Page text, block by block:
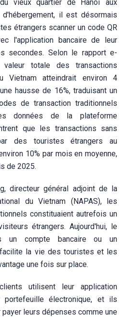
vieux quartier de Hanoï aux
il est désormais
étrangers scanner un code QR
l'application bancaire de leur
secondes. Selon le rapport e-
totale des transactions
Vietnam atteindrait environ 4
hausse de 16%, traduisant un
de transaction traditionnels
données de la plateforme
que les transactions sans
des touristes étrangers au
10% par mois en moyenne,
de 2025.
directeur général adjoint de la
du Vietnam (NAPAS), les
constituaient autrefois un
étrangers. Aujourd'hui, le
un compte bancaire ou un
la vie des touristes et les
une fois sur place.
utilisent leur application
portefeuille électronique, et ils
payer leurs dépenses comme une